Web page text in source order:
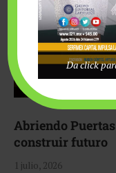
Abriendo
construir futuro
1 julio, 2026
Da click